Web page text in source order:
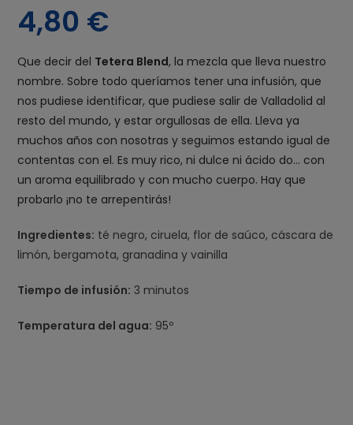
4,80 €
Que decir del Tetera Blend, la mezcla que lleva nuestro
nombre. Sobre todo queríamos tener una infusión, que
nos pudiese identificar, que pudiese salir de Valladolid al
resto del mundo, y estar orgullosas de ella. Lleva ya
muchos años con nosotras y seguimos estando igual de
contentas con el. Es muy rico, ni dulce ni ácido do… con
un aroma equilibrado y con mucho cuerpo. Hay que
probarlo ¡no te arrepentirás!
Ingredientes: té negro, ciruela, flor de saúco, cáscara de
limón, bergamota, granadina y vainilla
Tiempo de infusión: 3 minutos
Temperatura del agua: 95º